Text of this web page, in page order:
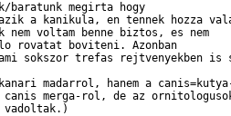
baratunk megirta hogy
a kanikula, en tennek hozza
nem voltam benne biztos, es nem
rovatat boviteni. Azonban
sokszor trefas rejtvenyekben is
madarrol, hanem a
canis merga-rol, de az
vadoltak.)